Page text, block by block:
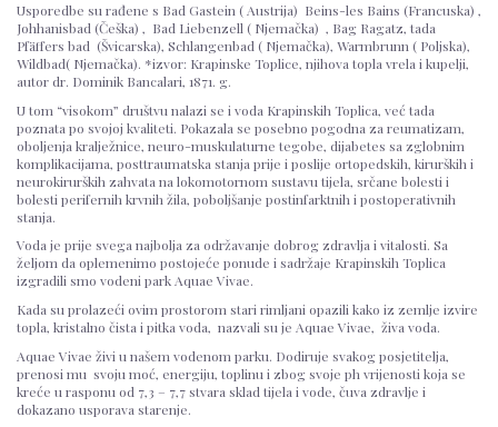
Usporedbe su rađene s Bad Gastein ( Austrija) Beins-les Bains (Francuska) ,
Johhanisbad (Češka) , Bad Liebenzell ( Njemačka) , Bag Ragatz, tada
Pfäffers bad (Švicarska), Schlangenbad ( Njemačka), Warmbrunn ( Poljska),
Wildbad( Njemačka). *izvor: Krapinske Toplice, njihova topla vrela i kupelji,
autor dr. Dominik Bancalari, 1871. g.
U tom “visokom” društvu nalazi se i voda Krapinskih Toplica, već tada
poznata po svojoj kvaliteti. Pokazala se posebno pogodna za reumatizam,
oboljenja kralježnice, neuro-muskulaturne tegobe, dijabetes sa zglobnim
komplikacijama, posttraumatska stanja prije i poslije ortopedskih, kirurških i
neurokirurških zahvata na lokomotornom sustavu tijela, srčane bolesti i
bolesti perifernih krvnih žila, poboljšanje postinfarktnih i postoperativnih
stanja.
Voda je prije svega najbolja za održavanje dobrog zdravlja i vitalosti. Sa
željom da oplemenimo postojeće ponude i sadržaje Krapinskih Toplica
izgradili smo vodeni park Aquae Vivae.
Kada su prolazeći ovim prostorom stari rimljani opazili kako iz zemlje izvire
topla, kristalno čista i pitka voda, nazvali su je Aquae Vivae, živa voda.
Aquae Vivae živi u našem vodenom parku. Dodiruje svakog posjetitelja,
prenosi mu svoju moć, energiju, toplinu i zbog svoje ph vrijenosti koja se
kreće u rasponu od 7,3 – 7,7 stvara sklad tijela i vode, čuva zdravlje i
dokazano usporava starenje.